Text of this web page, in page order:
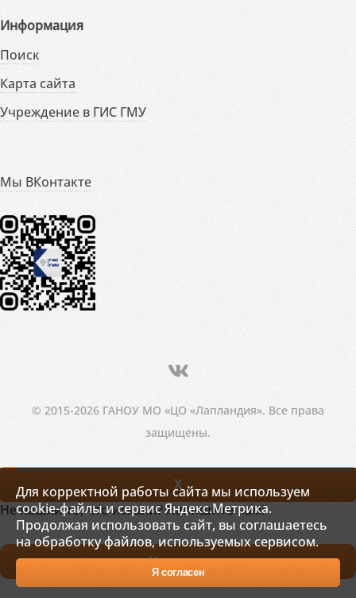
Информация
Поиск
Карта сайта
Учреждение в ГИС ГМУ
Мы ВКонтакте
© 2015-2026 ГАНОУ МО «ЦО «Лапландия». Все права
защищены.
Для корректной работы сайта мы используем
cookie-файлы и сервис Яндекс.Метрика.
Продолжая использовать сайт, вы соглашаетесь
на обработку файлов, используемых сервисом.
Я согласен
X
Не нашли то, что искали? Напишите нам!
Написать